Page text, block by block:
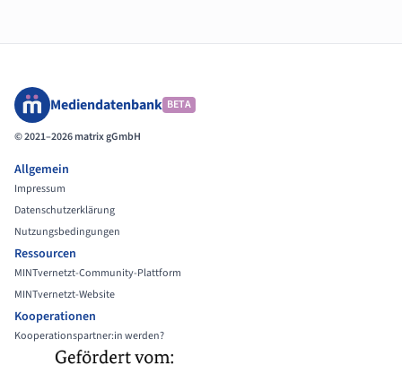
Mediendatenbank BETA
© 2021–2026 matrix gGmbH
Allgemein
Impressum
Datenschutzerklärung
Nutzungsbedingungen
Ressourcen
MINTvernetzt-Community-Plattform
MINTvernetzt-Website
Kooperationen
Kooperationspartner:in werden?